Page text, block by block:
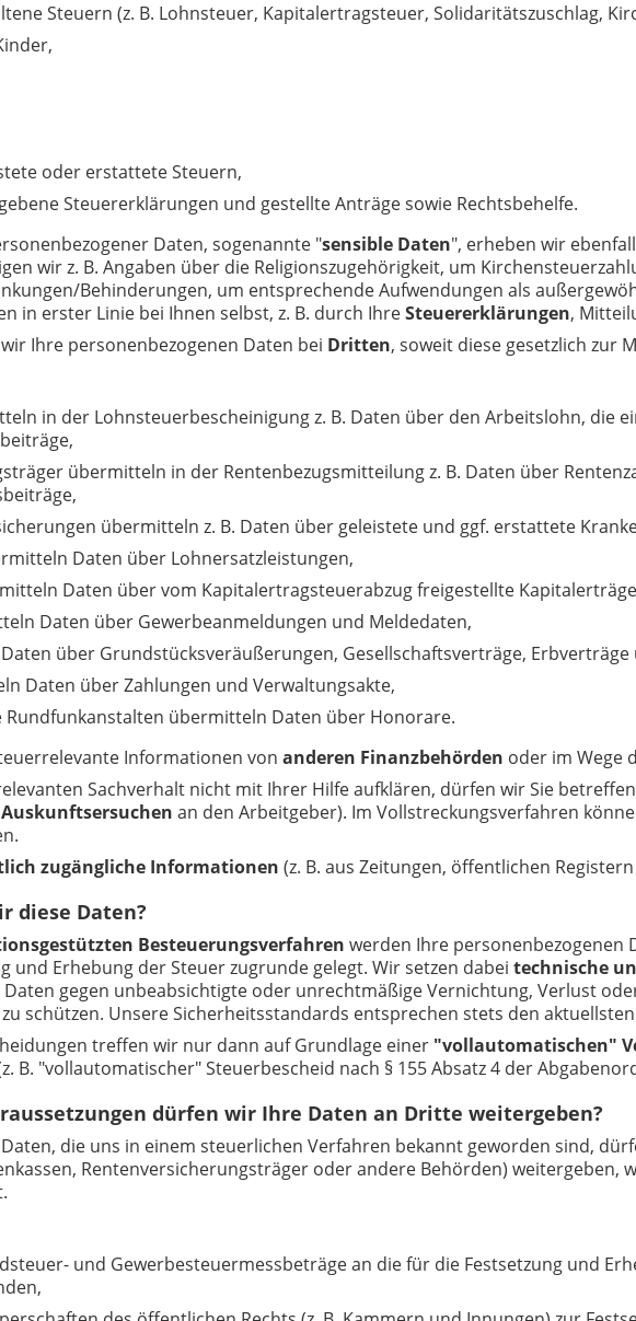
Steuern (z. B. Lohnsteuer, Kapitalertragsteuer, Solidaritätszuschlag,
oder erstattete Steuern,
Steuererklärungen und gestellte Anträge sowie Rechtsbehelfe.
Daten, sogenannte "sensible Daten", erheben wir
wir z. B. Angaben über die Religionszugehörigkeit, um
Behinderungen, um entsprechende Aufwendungen als
in erster Linie bei Ihnen selbst, z. B. durch IhreSteuererklärungen,
Ihre personenbezogenen Daten bei Dritten, soweit diese gesetzlich zur
in der Lohnsteuerbescheinigung z. B. Daten über den Arbeitslohn, die
übermitteln in der Rentenbezugsmitteilung z. B. Daten über
übermitteln z. B. Daten über geleistete und ggf. erstattete
Daten über Lohnersatzleistungen,
Daten über vom Kapitalertragsteuerabzug freigestellte
Daten über Gewerbeanmeldungen und Meldedaten,
über Grundstücksveräußerungen, Gesellschaftsverträge, Erbverträge
Daten über Zahlungen und Verwaltungsakte,
übermitteln Daten über Honorare.
Informationen von anderen Finanzbehörden oder im Wege
Sachverhalt nicht mit Ihrer Hilfe aufklären, dürfen wir Sie
Auskunftsersuchen an den Arbeitgeber). Im Vollstreckungsverfahren
zugängliche Informationen (z. B. aus Zeitungen, öffentlichen
diese Daten?
Besteuerungsverfahren werden Ihre personenbezogenen
und Erhebung der Steuer zugrunde gelegt. Wir setzen dabei technische
gegen unbeabsichtigte oder unrechtmäßige Vernichtung, Verlust
schützen. Unsere Sicherheitsstandards entsprechen stets den
treffen wir nur dann auf Grundlage einer "vollautomatischen"
B. "vollautomatischer" Steuerbescheid nach § 155 Absatz 4 der
dürfen wir Ihre Daten an Dritte weitergeben?
die uns in einem steuerlichen Verfahren bekannt geworden sind,
Rentenversicherungsträger oder andere Behörden) weitergeben,
und Gewerbesteuermessbeträge an die für die Festsetzung und